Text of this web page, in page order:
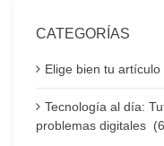
CATEGORÍAS
Elige bien tu
Tecnología al día:
problemas digitales